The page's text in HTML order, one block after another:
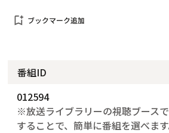
bookmark_add ブックマーク追加
番組ID
012594
※放送ライブラリーの視聴ブース
することで、簡単に番組を選べます